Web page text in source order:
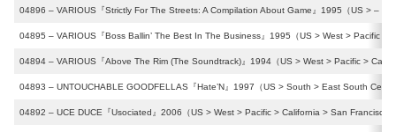
04896 – VARIOUS『Strictly For The Streets: A Compilation About Game』1995（US > –
04895 – VARIOUS『Boss Ballin’ The Best In The Business』1995（US > West > Pacific
04894 – VARIOUS『Above The Rim (The Soundtrack)』1994（US > West > Pacific >
04893 – UNTOUCHABLE GOODFELLAS『Hate’N』1997（US > South > East South
04892 – UCE DUCE『Usociated』2006（US > West > Pacific > California > San